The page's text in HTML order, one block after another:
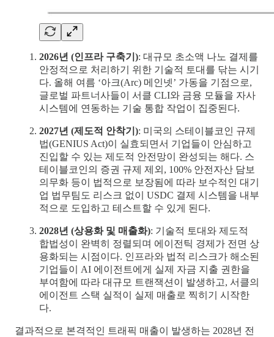
2026년 (인프라 구축기): 대규모 초소액 나노 결제를
안정적으로 처리하기 위한 기술적 토대를 닦는 시기
다. 올해 여름 ‘아크(Arc) 메인넷’ 가동을 기점으로,
글로벌 파트너사들이 서클 CLI와 금융 모듈을 자사
시스템에 연동하는 기술 통합 작업이 집중된다.
2027년 (제도적 안착기): 미국의 스테이블코인 규제
법(GENIUS Act)이 실효되면서 기업들이 안심하고
진입할 수 있는 제도적 안전망이 완성되는 해다. 스
테이블코인의 증권 규제 제외, 100% 안전자산 담보
의무화 등이 법적으로 보장됨에 따라 보수적인 대기
업 법무팀도 리스크 없이 USDC 결제 시스템을 내부
적으로 도입하고 테스트할 수 있게 된다.
2028년 (상용화 및 매출화): 기술적 토대와 제도적
합법성이 완벽히 정렬되며 에이전틱 경제가 전면 상
용화되는 시점이다. 인프라와 법적 리스크가 해소된
기업들이 AI 에이전트에게 실제 자금 지출 권한을
부여함에 따라 대규모 트랜잭션이 발생하고, 서클의
에이전트 스택 실적이 실제 매출로 찍히기 시작한
다.
결과적으로 본격적인 트래픽 매출이 발생하는 2028년 전